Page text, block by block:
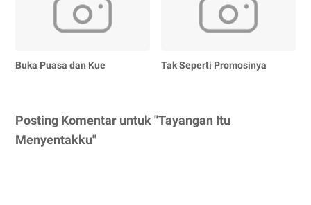
Buka Puasa dan Kue Tak Seperti Promosinya
Posting Komentar untuk "Tayangan Itu
Menyentakku"